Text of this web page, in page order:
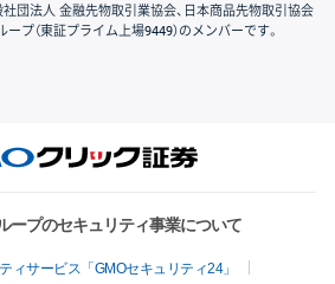
社団法人 金融先物取引業協会、日本商品先物取引協会
プ（東証プライム上場9449）のメンバーです。
ープのセキュリティ事業について
ィサービス「GMOセキュリティ24」